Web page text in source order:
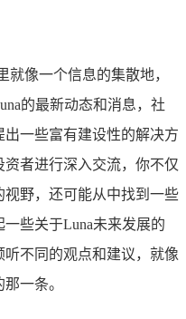
就像一个信息的集散地，
的最新动态和消息，社
一些富有建设性的解决方
者进行深入交流，你不仅
野，还可能从中找到一些
些关于Luna未来发展的
不同的观点和建议，就像
一条。